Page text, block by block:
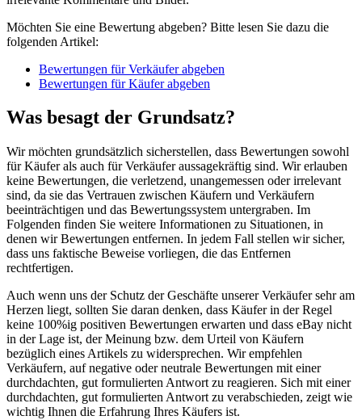
Möchten Sie eine Bewertung abgeben? Bitte lesen Sie dazu die
folgenden Artikel:
Bewertungen für Verkäufer abgeben
Bewertungen für Käufer abgeben
Was besagt der Grundsatz?
Wir möchten grundsätzlich sicherstellen, dass Bewertungen sowohl
für Käufer als auch für Verkäufer aussagekräftig sind. Wir erlauben
keine Bewertungen, die verletzend, unangemessen oder irrelevant
sind, da sie das Vertrauen zwischen Käufern und Verkäufern
beeinträchtigen und das Bewertungssystem untergraben. Im
Folgenden finden Sie weitere Informationen zu Situationen, in
denen wir Bewertungen entfernen. In jedem Fall stellen wir sicher,
dass uns faktische Beweise vorliegen, die das Entfernen
rechtfertigen.
Auch wenn uns der Schutz der Geschäfte unserer Verkäufer sehr am
Herzen liegt, sollten Sie daran denken, dass Käufer in der Regel
keine 100%ig positiven Bewertungen erwarten und dass eBay nicht
in der Lage ist, der Meinung bzw. dem Urteil von Käufern
bezüglich eines Artikels zu widersprechen. Wir empfehlen
Verkäufern, auf negative oder neutrale Bewertungen mit einer
durchdachten, gut formulierten Antwort zu reagieren. Sich mit einer
durchdachten, gut formulierten Antwort zu verabschieden, zeigt wie
wichtig Ihnen die Erfahrung Ihres Käufers ist.